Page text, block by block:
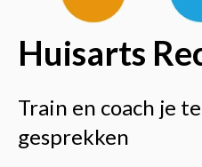
Huisarts
Train en coach je
gesprekken